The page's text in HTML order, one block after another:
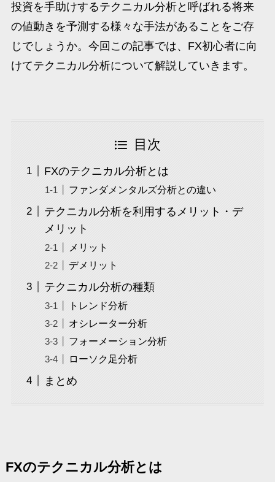
投資を手助けするテクニカル分析と呼ばれる将来
の値動きを予測する様々な手法があることをご存
じでしょうか。今回この記事では、FX初心者に向
けてテクニカル分析について解説していきます。
目次
FXのテクニカル分析とは
ファンダメンタルズ分析との違い
テクニカル分析を利用するメリット・デ
メリット
メリット
デメリット
テクニカル分析の種類
トレンド分析
オシレーター分析
フォーメーション分析
ローソク足分析
まとめ
FXのテクニカル分析とは